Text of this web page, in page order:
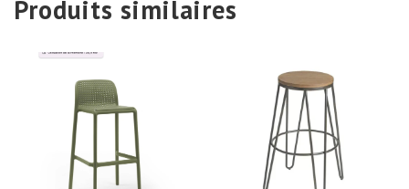
Produits similaires